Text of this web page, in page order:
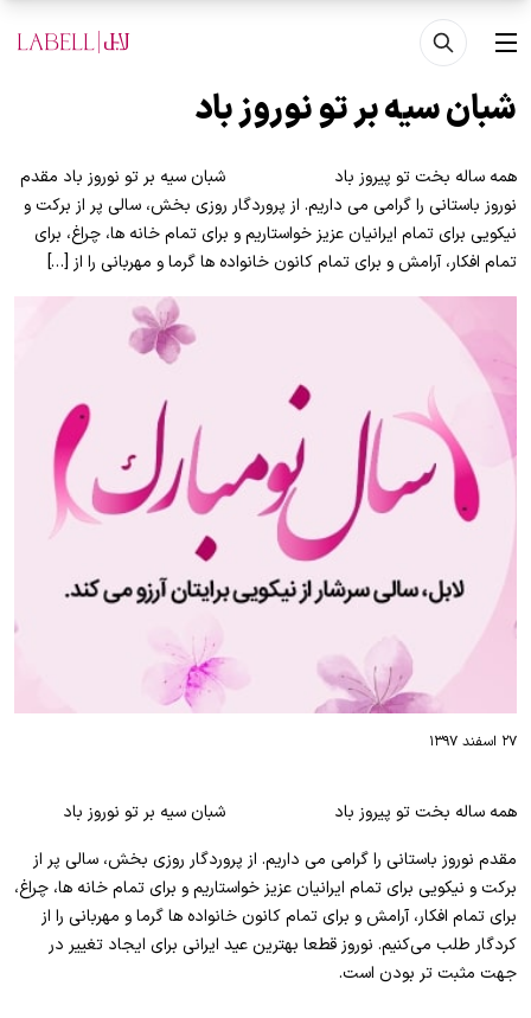
رفتن به محتوای اصلی
منو
شبان سیه بر تو نوروز باد
همه ساله بخت تو پیروز باد شبان سیه بر تو نوروز باد مقدم
نوروز باستانی را گرامی می داریم. از پروردگار روزی بخش، سالی پر از برکت و
نیکویی برای تمام ایرانیان عزیز خواستاریم و برای تمام خانه ها، چراغ، برای
تمام افکار، آرامش و برای تمام کانون خانواده ها گرما و مهربانی را از […]
۲۷ اسفند ۱۳۹۷
همه ساله بخت تو پیروز باد شبان سیه بر تو نوروز باد
مقدم نوروز باستانی را گرامی می داریم. از پروردگار روزی بخش، سالی پر از
برکت و نیکویی برای تمام ایرانیان عزیز خواستاریم و برای تمام خانه ها، چراغ،
برای تمام افکار، آرامش و برای تمام کانون خانواده ها گرما و مهربانی را از
کردگار طلب می‌کنیم. نوروز قطعا بهترین عید ایرانی برای ایجاد تغییر در
جهت مثبت تر بودن است.